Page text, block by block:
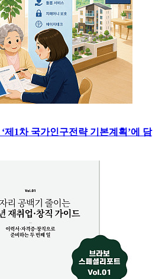
제1차 국가인구전략 기본계획’에 담